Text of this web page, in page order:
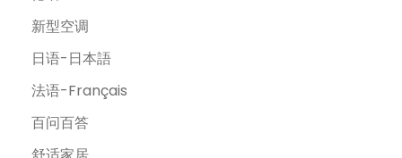
新型空调
日语-日本語
法语-Français
百问百答